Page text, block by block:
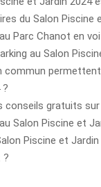
du Salon Piscine
Parc Chanot en
au Salon
permettent
?
conseils gratuits sur
Salon Piscine et
Piscine et Jardin
?